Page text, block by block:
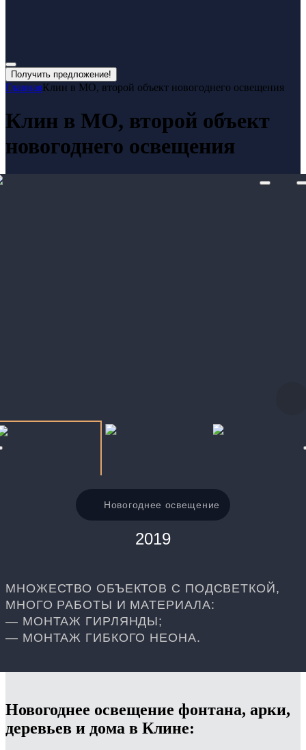
Получить предложение!
ГлавнаяКлин в МО, второй объект новогоднего освещения
Клин в МО, второй объект
новогоднего освещения
Новогоднее освещение
2019
МНОЖЕСТВО ОБЪЕКТОВ С ПОДСВЕТКОЙ,
МНОГО РАБОТЫ И МАТЕРИАЛА:
— МОНТАЖ ГИРЛЯНДЫ;
— МОНТАЖ ГИБКОГО НЕОНА.
Новогоднее освещение фонтана, арки,
деревьев и дома в Клине: